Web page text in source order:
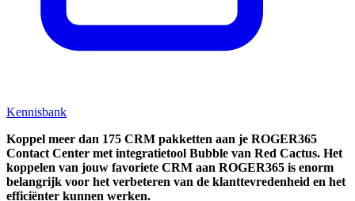
Kennisbank
Koppel meer dan 175 CRM pakketten aan je ROGER365
Contact Center met integratietool Bubble van Red Cactus. Het
koppelen van jouw favoriete CRM aan ROGER365 is enorm
belangrijk voor het verbeteren van de klanttevredenheid en het
efficiënter kunnen werken.